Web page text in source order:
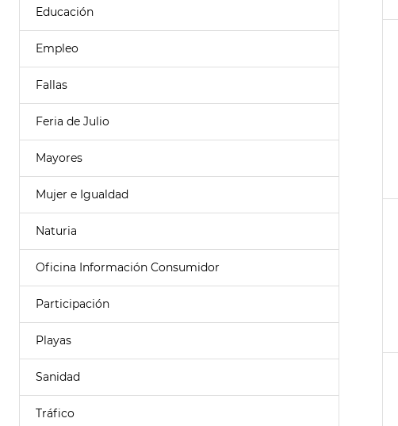
Educación
Empleo
Fallas
Feria de Julio
Mayores
Mujer e Igualdad
Naturia
Oficina Información Consumidor
Participación
Playas
Sanidad
Tráfico